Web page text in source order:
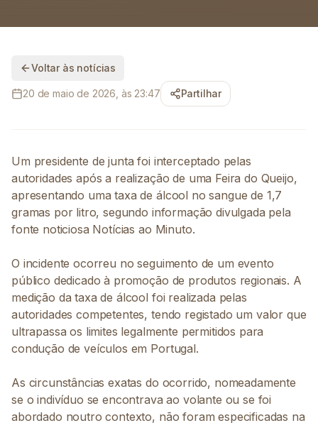
Voltar às notícias
20 de maio de 2026, às 23:47 Partilhar
Um presidente de junta foi interceptado pelas
autoridades após a realização de uma Feira do Queijo,
apresentando uma taxa de álcool no sangue de 1,7
gramas por litro, segundo informação divulgada pela
fonte noticiosa Notícias ao Minuto.
O incidente ocorreu no seguimento de um evento
público dedicado à promoção de produtos regionais. A
medição da taxa de álcool foi realizada pelas
autoridades competentes, tendo registado um valor que
ultrapassa os limites legalmente permitidos para
condução de veículos em Portugal.
As circunstâncias exatas do ocorrido, nomeadamente
se o indivíduo se encontrava ao volante ou se foi
abordado noutro contexto, não foram especificadas na